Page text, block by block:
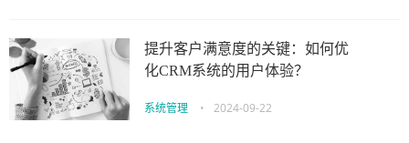
提升客户满意度的关键：如何优
化CRM系统的用户体验？
系统管理 • 2024-09-22